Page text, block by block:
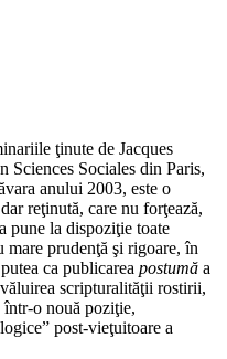
ţinute de Jacques
Sciences Sociales din Paris,
anului 2003, este o
reţinută, care nu forţează,
pune la dispoziţie toate
mare prudenţă şi rigoare, în
ca publicarea postumă a
scripturalităţii rostirii,
nouă poziţie,
post‑vieţuitoare a